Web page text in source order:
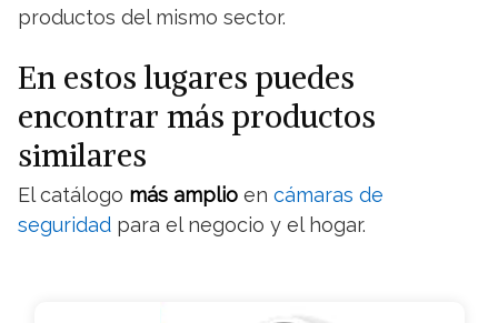
productos del mismo sector.
En estos lugares puedes
encontrar más productos
similares
El catálogo más amplio en cámaras de
seguridad para el negocio y el hogar.